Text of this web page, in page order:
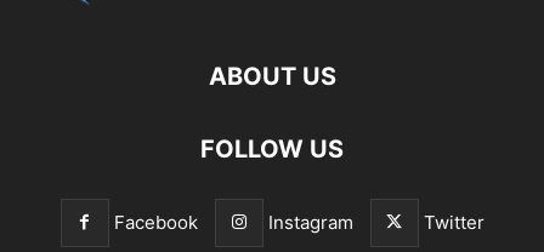
ABOUT US
FOLLOW US
Facebook Instagram Twitter